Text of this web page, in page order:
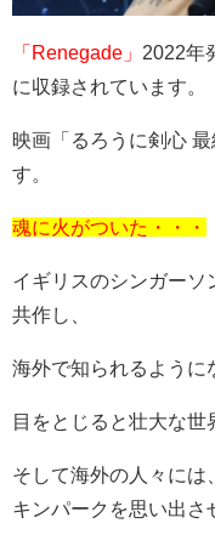
「Renegade」 2022年
に収録されています。
映画「るろうに剣心
す。
魂に火がついた・・・
イギリスのシンガーソ
共作し、
海外で知られるように
目をとじると壮大な世
そして海外の人々には
キンパークを思い出さ